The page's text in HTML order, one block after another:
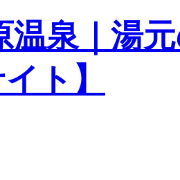
温泉｜湯
ト】